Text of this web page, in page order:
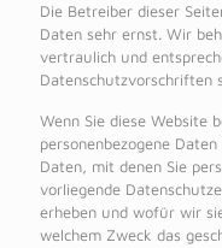
Die Betreiber dieser
Daten sehr ernst. Wir
vertraulich und
Datenschutzvorschriften
Wenn Sie diese Website
personenbezogene
Daten, mit denen Sie
vorliegende
erheben und wofür wir
welchem Zweck das